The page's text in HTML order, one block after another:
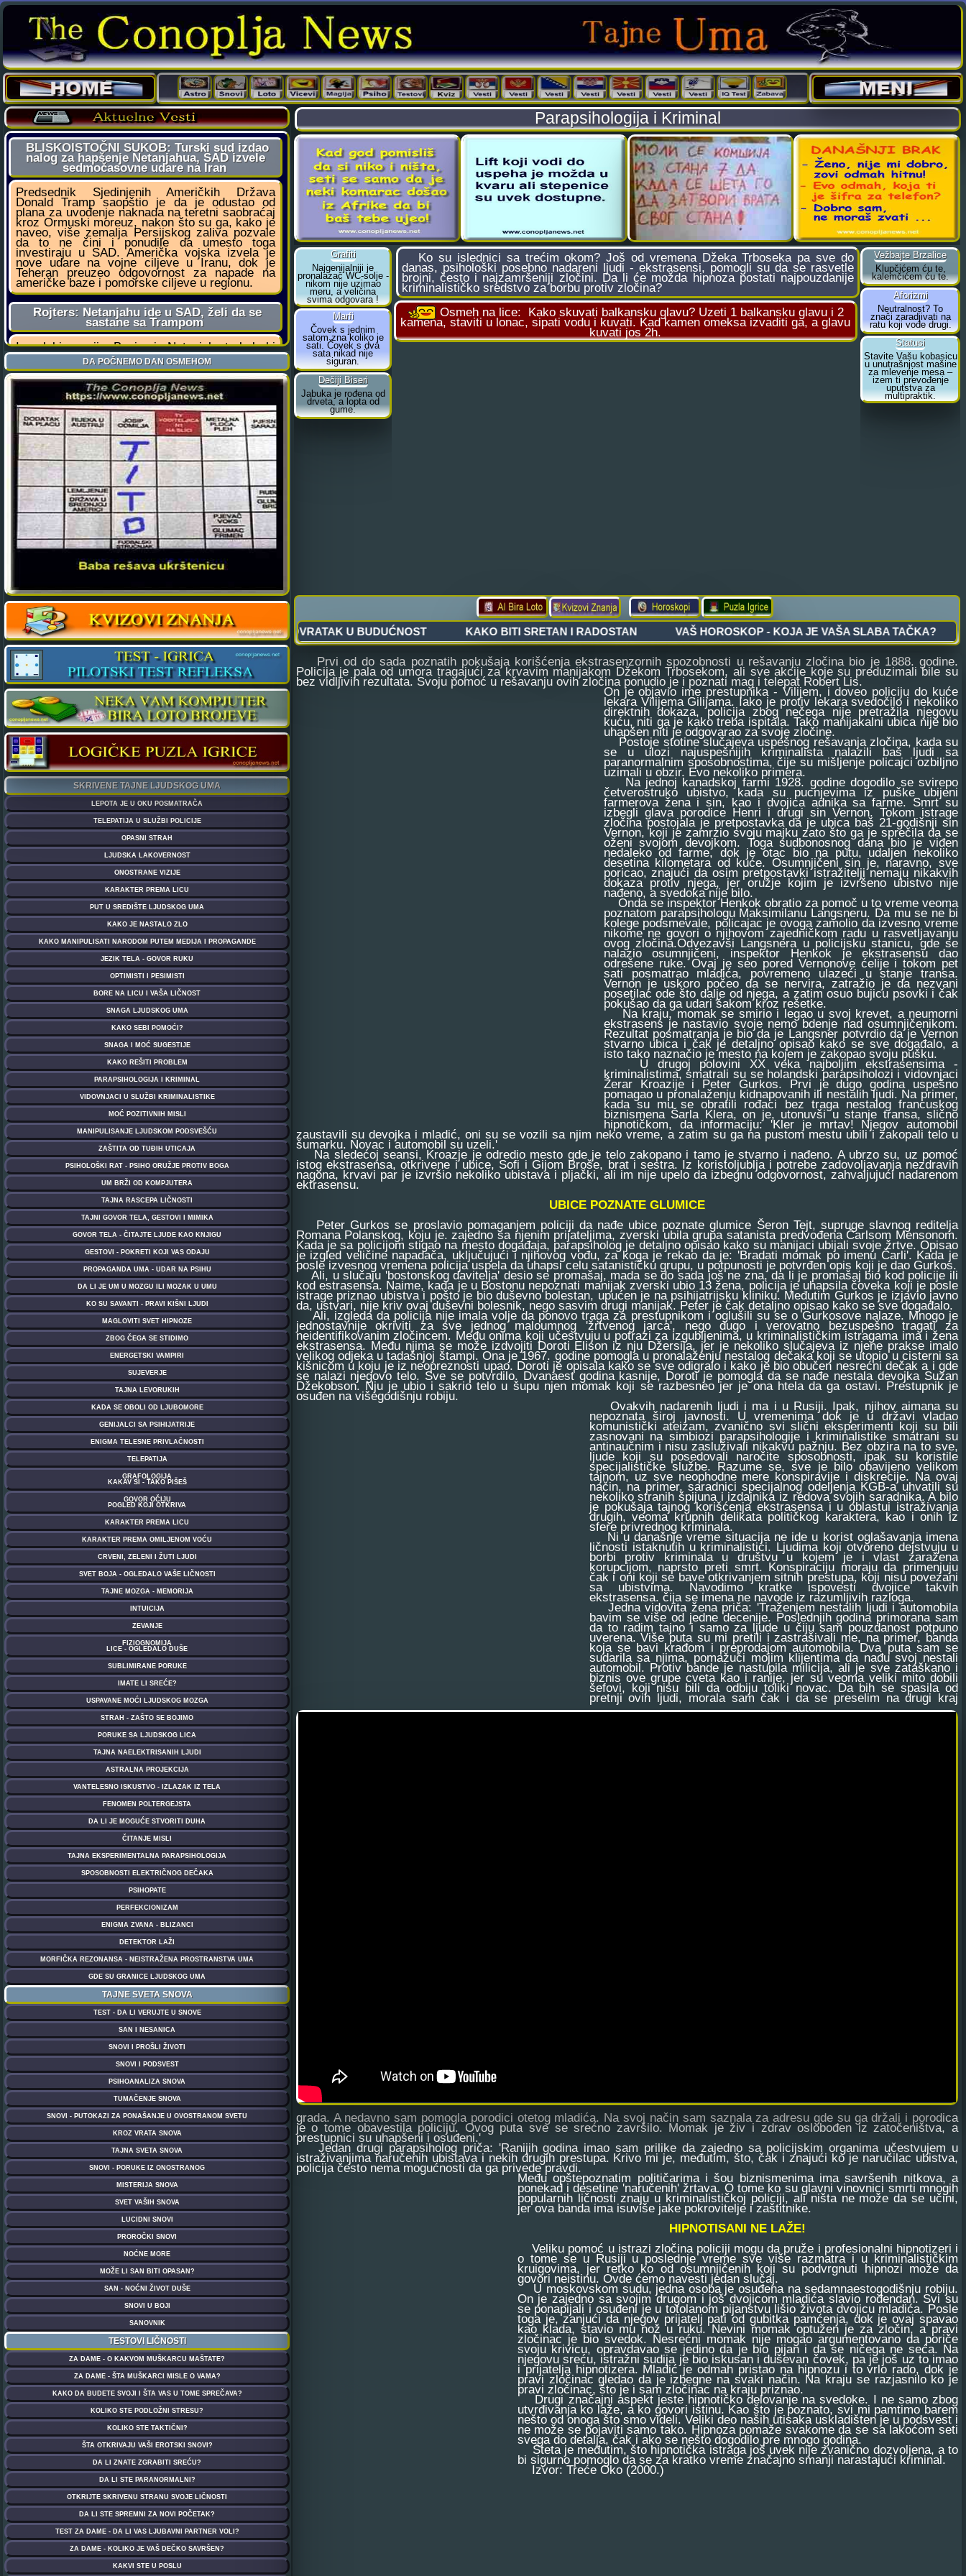
Parapsihologija i Kriminal
Ko su islednici sa trećim okom? Još od vremena Džeka Trboseka pa sve do
danas, psihološki posebno nadareni ljudi - ekstrasensi, pomogli su da se rasvetle
brojni, često i najzamršeniji zločini. Da li će možda hipnoza postati najpouzdanije
kriminalističko sredstvo za borbu protiv zločina?
Osmeh na lice: Kako skuvati balkansku glavu? Uzeti 1 balkansku glavu i 2
kamena, staviti u lonac, sipati vodu i kuvati. Kad kamen omeksa izvaditi ga, a glavu
kuvati jos 2h.
Prvi od do sada poznatih pokušaja korišćenja ekstrasenzornih spozobnosti u rešavanju zločina bio je 1888. godine.
Policija je pala od umora tragajući za krvavim manijakom Džekom Trbosekom, ali sve akcije koje su preduzimali bile su
bez vidljivih rezultata. Svoju pomoć u rešavanju ovih zločina ponudio je i poznati mag i telepat Robert Lis.
On je objavio ime prestupnika - Vilijem, i doveo policiju do kuće
lekara Vilijema Gilijama. Iako je protiv lekara svedočilo i nekoliko
direktnih dokaza, policija zbog nečega nije pretražila njegovu
kuću, niti ga je kako treba ispitala. Tako manijakalni ubica nije bio
uhapšen niti je odgovarao za svoje zločine.
Postoje stotine slučajeva uspešnog rešavanja zločina, kada su
se u ulozi najuspešnijih kriminalista nalazili baš ljudi sa
paranormalnim sposobnostima, čije su mišljenje policajci ozbiljno
uzimali u obzir. Evo nekoliko primera.
Na jednoj kanadskoj farmi 1928. godine dogodilo se svirepo
četverostruko ubistvo, kada su pucnjevima iz puške ubijeni
farmerova žena i sin, kao i dvojica adnika sa farme. Smrt su
izbegli glava porodice Henri i drugi sin Vernon. Tokom istrage
zločina postojala je pretpostavka da je ubica baš 21-godišnji sin
Vernon, koji je zamrzio svoju majku zato što ga je sprečila da se
oženi svojom devojkom. Toga sudbonosnog dana bio je viđen
nedaleko od farme, dok je otac bio na putu, udaljen nekoliko
desetina kilometara od kuće. Osumnjičeni sin je, naravno, sve
poricao, znajući da osim pretpostavki istražitelji nemaju nikakvih
dokaza protiv njega, jer oružje kojim je izvršeno ubistvo nije
nađeno, a svedoka nije bilo.
Onda se inspektor Henkok obratio za pomoč u to vreme veoma
poznatom parapsihologu Maksimilanu Langsneru. Da mu se ne bi
kolege podsmevale, policajac je ovoga zamolio da izvesno vreme
nikome ne govori o njihovom zajedničkom radu u rasvetljavanju
ovog zločina.Odvezavši Langsnera u policijsku stanicu, gde se
nalazio osumnjičeni, inspektor Henkok je ekstrasensu dao
odrešene ruke. Ovaj je seo pored Vernonove ćelije i tokom pet
sati posmatrao mladića, povremeno ulazeći u stanje transa.
Vernon je uskoro počeo da se nervira, zatražio je da nezvani
posetilac ode što dalje od njega, a zatim osuo bujicu psovki i čak
pokušao da ga udari šakom kroz rešetke.
Na kraju, momak se smirio i legao u svoj krevet, a neumorni
ekstrasens je nastavio svoje nemo bdenje nad osumnjičenikom.
Rezultat posmatranja je bio da je Langsner potvrdio da je Vernon
stvarno ubica i čak je detaljno opisao kako se sve događalo, a
isto tako naznačio je mesto na kojem je zakopao svoju pušku.
U drugoj polovini XX veka najboljim ekstrasensima -
kriminalistima, smatrali su se holandski parapsiholozi i vidovnjaci
Žerar Kroazije i Peter Gurkos. Prvi je dugo godina uspešno
pomagao u pronalaženju kidnapovanih ili nestalih ljudi. Na primer,
kada su mu se obratili rođaci bez traga nestalog francuskog
biznismena Šarla Klera, on je, utonuvši u stanje transa, slično
hipnotičkom, da informaciju: 'Kler je mrtav! Njegov automobil
zaustavili su devojka i mladić, oni su se vozili sa njim neko vreme, a zatim su ga na pustom mestu ubili i zakopali telo u
šumarku. Novac i automobil su uzeli.'
Na sledećoj seansi, Kroazje je odredio mesto gde je telo zakopano i tamo je stvarno i nađeno. A ubrzo su, uz pomoć
istog ekstrasensa, otkrivene i ubice, Sofi i Gijom Broše, brat i sestra. Iz koristoljublja i potrebe zadovoljavanja nezdravih
nagona, krvavi par je izvršio nekoliko ubistava i pljački, ali im nije upelo da izbegnu odgovornost, zahvaljujući nadarenom
ektrasensu.
UBICE POZNATE GLUMICE
Peter Gurkos se proslavio pomaganjem policiji da nađe ubice poznate glumice Šeron Tejt, supruge slavnog reditelja
Romana Polanskog, koju je. zajedno sa njenim prijateljima, zverski ubila grupa satanista predvođena Čarlsom Mensonom.
Kada je sa policijom stigao na mesto događaja, parapsiholog je detaljno opisao kako su manijaci ubijali svoje žrtve. Opisao
je izgled veličine napadača, uključujući i njihovog vođu, za koga je rekao da je: 'Bradati momak po imenu Čarli'. Kada je
posle izvesnog vremena policija uspela da uhapsi celu satanističku grupu, u potpunosti je potvrđen opis koji je dao Gurkos.
Ali, u slučaju 'bostonskog davitelja' desio se promašaj, mada se do sada još ne zna, da li je promašaj bio kod policije ili
kod estrasensa. Naime, kada je u Bostonu nepoznati manijak zverski ubio 13 žena, policija je uhapsila čoveka koji je posle
istrage priznao ubistva i pošto je bio duševno bolestan, upućen je na psihijatrijsku kliniku. Međutim Gurkos je izjavio javno
da, ustvari, nije kriv ovaj duševni bolesnik, nego sasvim drugi manijak. Peter je čak detaljno opisao kako se sve događalo.
Ali, izgleda da policija nije imala volje da ponovo traga za prestupnikom i oglušili su se o Gurkosove nalaze. Mnogo je
jednostavnije okriviti za sve jednog maloumnog 'žrtvenog jarca', nego dugo i verovatno bezuspešno tragati za
neidentifikovanim zločincem. Među onima koji učestvuju u potrazi za izgubljenima, u kriminalističkim istragama ima i žena
ekstrasensa. Među njima se može izdvojiti Doroti Elison iz nju Džersija, jer je nekoliko slučajeva iz njene prakse imalo
velikog odjeka u tadašnjoj štampi. Ona je 1967. godine pomogla u pronalaženju nestalog dečaka koji se utopio u cisterni sa
kišnicom u koju je iz neopreznosti upao. Doroti je opisala kako se sve odigralo i kako je bio obučen nesrećni dečak a i gde
se nalazi njegovo telo. Sve se potvrdilo. Dvanaest godina kasnije, Doroti je pomogla da se nađe nestala devojka Suzan
Džekobson. Nju je ubio i sakrio telo u šupu njen momak koji se razbesneo jer je ona htela da ga ostavi. Prestupnik je
osuđen na višegodišnju robiju.
Ovakvih nadarenih ljudi i ma i u Rusiji. Ipak, njihov aimana su
nepoznata široj javnosti. U vremenima dok je u državi vladao
komunistički ateizam, zvanično svi slični eksperimenti koji su bili
zasnovani na simbiozi parapsihologije i kriminalistike smatrani su
antinaučnim i nisu zasluživali nikakvu pažnju. Bez obzira na to sve,
ljude koji su posedovali naročite sposobnosti, ipak su koristile
specijalističke službe. Razume se, sve je bilo obavijeno velikom
tajnom, uz sve neophodne mere konspiravije i diskrecije. Na ovaj
način, na primer, saradnici specijalnog odeljenja KGB-a uhvatili su
nekoliko stranih špijuna i izdajnika iz redova svojih saradnika. A bilo
je pokušaja tajnog korišćenja ekstrasensa i u oblastui istraživanja
drugih, veoma krupnih delikata političkog karaktera, kao i onih iz
sfere privrednog kriminala.
Ni u današnje vreme situacija ne ide u korist oglašavanja imena
ličnosti istaknutih u kriminalistici. Ljudima koji otvoreno dejstvuju u
borbi protiv kriminala u društvu u kojem je i vlast zaražena
korupcijom, naprsto preti smrt. Konspiraciju moraju da primenjuju
čak i oni koji se bave otkrivanjem sitnih prestupa, koji nisu povezani
sa ubistvima. Navodimo kratke ispovesti dvojice takvih
ekstrasensa. čija se imena ne navode iz razumljivih razloga.
Jedna vidovita žena priča: 'Traženjem nestalih ljudi i automobila
bavim se više od jedne decenije. Poslednjih godina primorana sam
da to radim tajno i samo za ljude u čiju sam pouzdanost potpuno
uverena. Više puta su mi pretili i zastrašivali me, na primer, banda
koja se bavi krađom i preprodajom automobila. Dva puta sam se
sudarila sa njima, pomažući mojim klijentima da nađu svoj nestali
automobil. Protiv bande je nastupila milicija, ali je sve zataškano i
biznis ove grupe cveta kao i ranije, jer su veoma veliki mito dobili
šefovi, koji nisu bili da odbiju toliki novac. Da bih se spasila od
pretnji ovih ljudi, morala sam čak i da se preselim na drugi kraj
grada. A nedavno sam pomogla porodici otetog mladića. Na svoj način sam saznala za adresu gde su ga držali i porodica
je o tome obavestila policiju. Ovog puta sve se srećno završilo. Momak je živ i zdrav oslobođen iz zatočeništva, a
prestupnici su uhapšeni i osuđeni.'
Jedan drugi parapsiholog priča: 'Ranijih godina imao sam prilike da zajedno sa policijskim organima učestvujem u
istraživanjima naručenih ubistava i nekih drugih prestupa. Krivo mi je, međutim, što, čak i znajući ko je naručilac ubistva,
policija često nema mogućnosti da ga privede pravdi.
Među opštepoznatim političarima i šou biznismenima ima savršenih nitkova, a
ponekad i desetine 'naručenih' žrtava. O tome ko su glavni vinovnici smrti mnogih
popularnih ličnosti znaju u kriminalističkoj policiji, ali ništa ne može da se učini,
jer ova banda ima isuviše jake pokrovitelje i zaštitnike.
HIPNOTISANI NE LAŽE!
Veliku pomoć u istrazi zločina policiji mogu da pruže i profesionalni hipnotizeri i
o tome se u Rusiji u poslednje vreme sve više razmatra i u kriminalističkim
kruigovima, jer retko ko od osumnjičenih koji su podvrgnuti hipnozi može da
govori neistinu. Ovde ćemo navesti jedan slučaj.
U moskovskom sudu, jedna osoba je osuđena na sedamnaestogodišnju robiju.
On je zajedno sa svojim drugom i još dvojicom mladića slavio rođendan. Svi su
se ponapijali i osuđeni je u totolanom pijanstvu lišio života dvojicu mladića. Posle
toga je, zanjući da njegov prijatelj pati od gubitka pamćenja, dok je ovaj spavao
kao klada, stavio mu nož u ruku. Nevini momak optužen je za zločin, a pravi
zločinac je bio svedok. Nesrećni momak nije mogao argumentovano da poriče
svoju krivicu, opravdavao se jedino da je bio pijan i da se ničega ne seća. Na
njegovu sreću, istražni sudija je bio iskusan i duševan čovek, pa je još uz to imao
i prijatelja hipnotizera. Mladić je odmah pristao na hipnozu i to vrlo rado, dok je
pravi zločinac gledao da je izbegne na svaki način. Na kraju se razjasnilo ko je
pravi zločinac, što je i sam zločinac na kraju priznao.
Drugi značajni aspekt jeste hipnotičko delovanje na svedoke. I ne samo zbog
utvrđivanja ko laže, a ko govori istinu. Kao što je poznato, svi mi pamtimo barem
nešto od onoga što smo videli. Veliki deo naših utisaka uskladišten je u podsvest i
ne može se pojaviti samo tako. Hipnoza pomaže svakome da se sa lakoćom seti
svega do detalja, čak i ako se nešto dogodilo pre mnogo godina.
Šteta je međutim, što hipnotička istraga još uvek nije zvanično dozvoljena, a to
bi sigurno pomoglo da se za kratko vreme značajno smanji narastajući kriminal.
Izvor: Treće Oko (2000.)